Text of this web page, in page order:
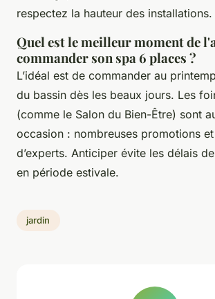
respectez la hauteur des installations.
Quel est le meilleur moment de
commander son spa 6 places ?
L’idéal est de commander au
du bassin dès les beaux jours. Les
(comme le Salon du Bien-Être) sont
occasion : nombreuses promotions
d’experts. Anticiper évite les délais
en période estivale.
jardin